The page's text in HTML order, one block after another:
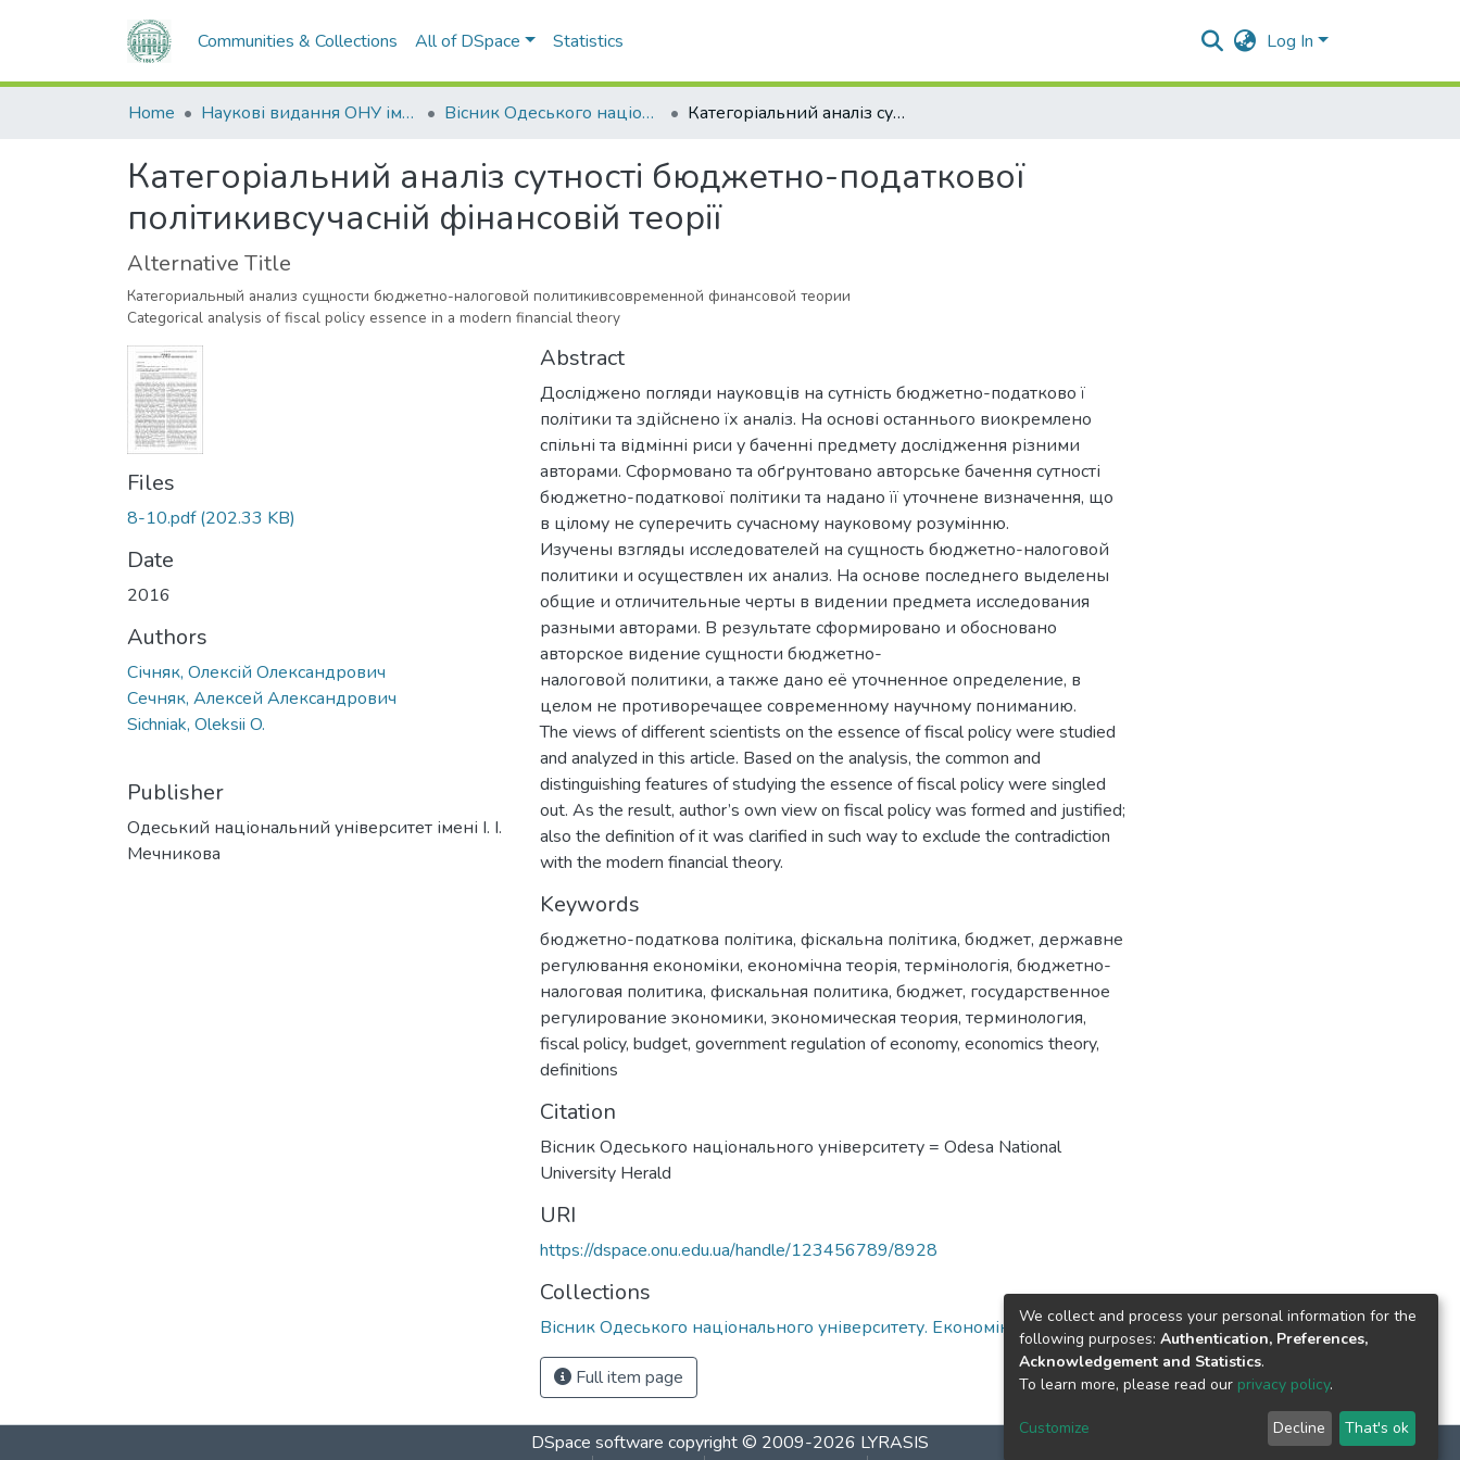
Communities & Collections All of DSpace Statistics Log In
Home Наукові видання ОНУ імені І. І. Мечникова Вісник Одеського національного університету. Економіка Категоріальний аналіз сутності бюджетно-податкової політикивсучасній фінансовій теорії
Категоріальний аналіз сутності бюджетно-податкової
політикивсучасній фінансовій теорії
Alternative Title
Категориальный анализ сущности бюджетно-налоговой политикивсовременной финансовой теории
Categorical analysis of fiscal policy essence in a modern financial theory
Files
8-10.pdf(202.33 KB)
Date
2016
Authors
Січняк, Олексій Олександрович
Сечняк, Алексей Александрович
Sichniak, Oleksii O.
Publisher
Одеський національний університет імені І. І.
Мечникова
Abstract
Досліджено погляди науковців на сутність бюджетно-податково ї
політики та здійснено їх аналіз. На основі останнього виокремлено
спільні та відмінні риси у баченні предмету дослідження різними
авторами. Сформовано та обґрунтовано авторське бачення сутності
бюджетно-податкової політики та надано її уточнене визначення, що
в цілому не суперечить сучасному науковому розумінню.
Изучены взгляды исследователей на сущность бюджетно-налоговой
политики и осуществлен их анализ. На основе последнего выделены
общие и отличительные черты в видении предмета исследования
разными авторами. В результате сформировано и обосновано
авторское видение сущности бюджетно-
налоговой политики, а также дано её уточненное определение, в
целом не противоречащее современному научному пониманию.
The views of different scientists on the essence of fiscal policy were studied
and analyzed in this article. Based on the analysis, the common and
distinguishing features of studying the essence of fiscal policy were singled
out. As the result, author’s own view on fiscal policy was formed and justified;
also the definition of it was clarified in such way to exclude the contradiction
with the modern financial theory.
Keywords
бюджетно-податкова політика, фіскальна політика, бюджет, державне
регулювання економіки, економічна теорія, термінологія, бюджетно-
налоговая политика, фискальная политика, бюджет, государственное
регулирование экономики, экономическая теория, терминология,
fiscal policy, budget, government regulation of economy, economics theory,
definitions
Citation
Вісник Одеського національного університету = Odesa National
University Herald
URI
https://dspace.onu.edu.ua/handle/123456789/8928
Collections
Вісник Одеського національного університету. Економіка
Full item page
DSpace software copyright © 2009-2026 LYRASIS
We collect and process your personal information for the
following purposes: Authentication, Preferences,
Acknowledgement and Statistics.
To learn more, please read our privacy policy.
Customize Decline That's ok